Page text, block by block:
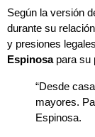
Según la versión
durante su
y presiones
Espinosapara su
“Desde
mayores.
Espinosa.